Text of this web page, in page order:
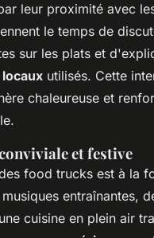
leur proximité avec
le temps de
sur les plats et
utilisés. Cette
chaleureuse et
et festive
des food trucks est à la
entraînantes,
cuisine en plein air